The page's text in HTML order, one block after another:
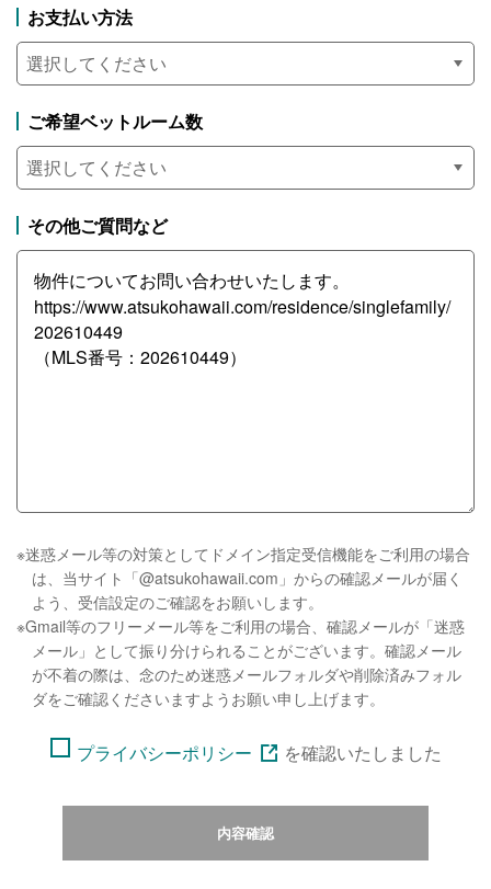
お支払い方法
ご希望ベットルーム数
その他ご質問など
※迷惑メール等の対策としてドメイン指定受信機能をご利用の場合
は、当サイト「@atsukohawaii.com」からの確認メールが届く
よう、受信設定のご確認をお願いします。
※Gmail等のフリーメール等をご利用の場合、確認メールが「迷惑
メール」として振り分けられることがございます。確認メール
が不着の際は、念のため迷惑メールフォルダや削除済みフォル
ダをご確認くださいますようお願い申し上げます。
プライバシーポリシー を確認いたしました
内容確認